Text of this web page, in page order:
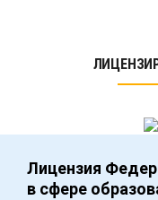
Лицензия
в сфере